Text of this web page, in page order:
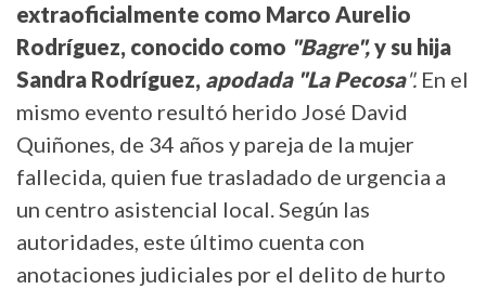
extraoficialmente como Marco Aurelio
Rodríguez, conocido como "Bagre",y su hija
Sandra Rodríguez, apodada "La Pecosa". En el
mismo evento resultó herido José David
Quiñones, de 34 años y pareja de la mujer
fallecida, quien fue trasladado de urgencia a
un centro asistencial local. Según las
autoridades, este último cuenta con
anotaciones judiciales por el delito de hurto